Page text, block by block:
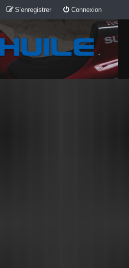
Connexion
S’enregistrer